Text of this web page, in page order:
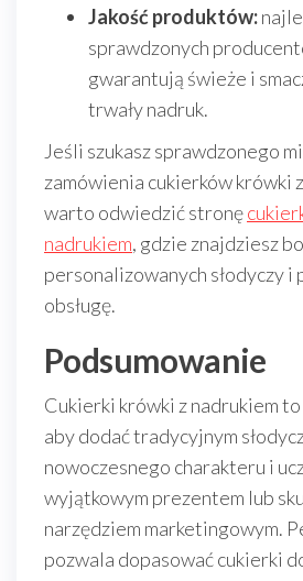
Jakość produktów:
sprawdzonych
gwarantują świeże i
trwały nadruk.
Jeśli szukasz sprawdzonego
zamówienia cukierków krówki
warto odwiedzić stronę
nadrukiem, gdzie znajdziesz
personalizowanych słodyczy i
obsługę.
Podsumowanie
Cukierki krówki z nadrukiem
aby dodać tradycyjnym
nowoczesnego charakteru i
wyjątkowym prezentem lub
narzędziem marketingowym.
pozwala dopasować cukierki